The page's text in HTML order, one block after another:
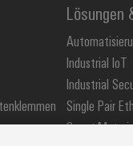
Lösungen
Industrial IoT
Industrial
Single Pair
Smart